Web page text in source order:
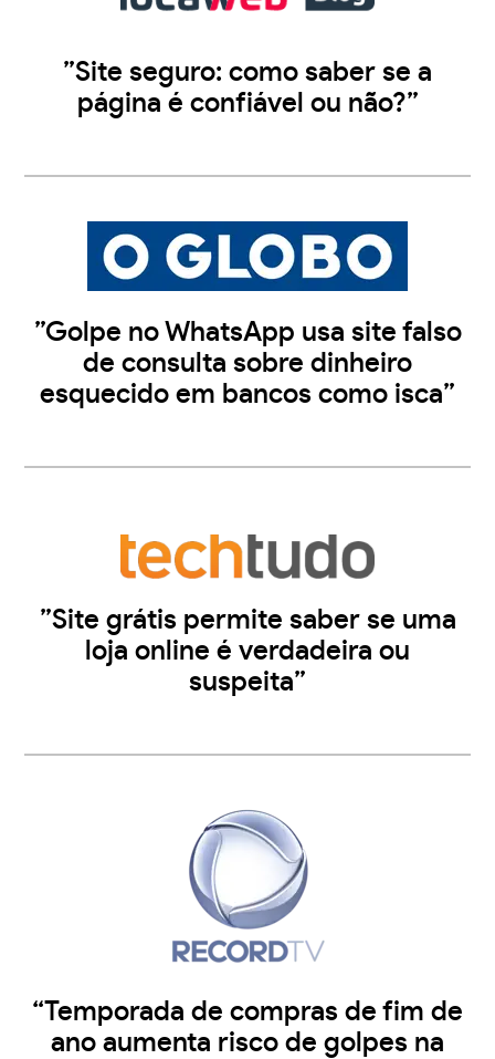
”Site seguro: como saber se a
página é confiável ou não?”
”Golpe no WhatsApp usa site falso
de consulta sobre dinheiro
esquecido em bancos como isca”
”Site grátis permite saber se uma
loja online é verdadeira ou
suspeita”
“Temporada de compras de fim de
ano aumenta risco de golpes na